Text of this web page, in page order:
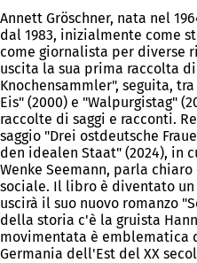
Annett Gröschner, nata nel
dal 1983, inizialmente come
come giornalista per diverse
uscita la sua prima raccolta
Knochensammler", seguita,
Eis" (2000) e "Walpurgistag"
raccolte di saggi e racconti.
saggio "Drei ostdeutsche
den idealen Staat" (2024), in
Wenke Seemann, parla
sociale. Il libro è diventato un
uscirà il suo nuovo romanzo
della storia c'è la gruista
movimentata è emblematica
Germania dell'Est del XX